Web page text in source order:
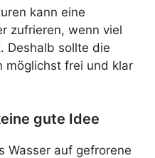
kann eine
zufrieren, wenn viel
Deshalb sollte die
möglichst frei und klar
gute Idee
Wasser auf gefrorene